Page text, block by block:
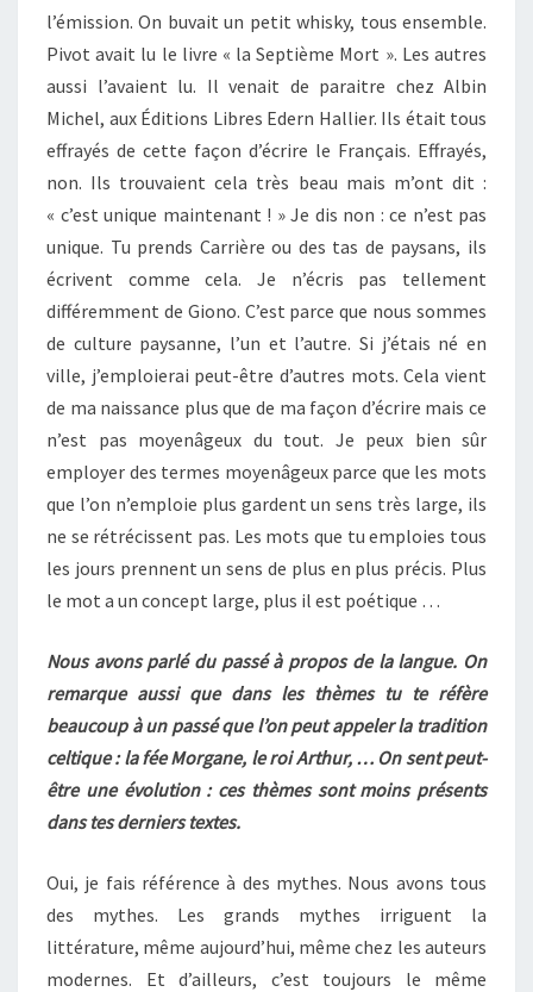
l’émission. On buvait un petit whisky, tous ensemble.
Pivot avait lu le livre « la Septième Mort ». Les autres
aussi l’avaient lu. Il venait de paraitre chez Albin
Michel, aux Éditions Libres Edern Hallier. Ils était tous
effrayés de cette façon d’écrire le Français. Effrayés,
non. Ils trouvaient cela très beau mais m’ont dit :
« c’est unique maintenant ! » Je dis non : ce n’est pas
unique. Tu prends Carrière ou des tas de paysans, ils
écrivent comme cela. Je n’écris pas tellement
différemment de Giono. C’est parce que nous sommes
de culture paysanne, l’un et l’autre. Si j’étais né en
ville, j’emploierai peut-être d’autres mots. Cela vient
de ma naissance plus que de ma façon d’écrire mais ce
n’est pas moyenâgeux du tout. Je peux bien sûr
employer des termes moyenâgeux parce que les mots
que l’on n’emploie plus gardent un sens très large, ils
ne se rétrécissent pas. Les mots que tu emploies tous
les jours prennent un sens de plus en plus précis. Plus
le mot a un concept large, plus il est poétique …
Nous avons parlé du passé à propos de la langue. On
remarque aussi que dans les thèmes tu te réfère
beaucoup à un passé que l’on peut appeler la tradition
celtique : la fée Morgane, le roi Arthur, … On sent peut-
être une évolution : ces thèmes sont moins présents
dans tes derniers textes.
Oui, je fais référence à des mythes. Nous avons tous
des mythes. Les grands mythes irriguent la
littérature, même aujourd’hui, même chez les auteurs
modernes. Et d’ailleurs, c’est toujours le même